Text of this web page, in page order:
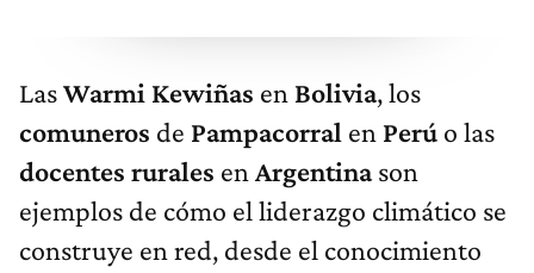
LasWarmi Kewiñas en Bolivia, los
comuneros de Pampacorral en Perú o las
docentes rurales en Argentinason
ejemplos de cómo el liderazgo climático se
construye en red, desde el conocimiento